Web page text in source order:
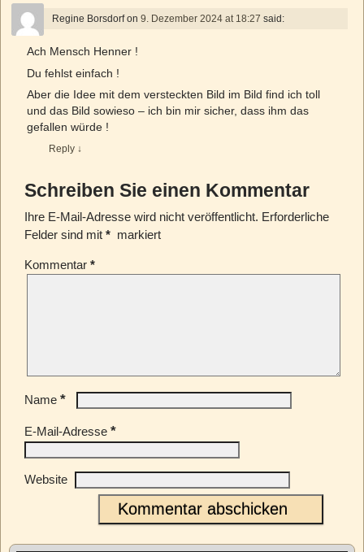
Regine Borsdorfon 9. Dezember 2024 at 18:27 said:
Ach Mensch Henner !
Du fehlst einfach !
Aber die Idee mit dem versteckten Bild im Bild find ich toll
und das Bild sowieso – ich bin mir sicher, dass ihm das
gefallen würde !
Reply ↓
Schreiben Sie einen Kommentar
Ihre E-Mail-Adresse wird nicht veröffentlicht. Erforderliche
Felder sind mit * markiert
Kommentar *
Name *
E-Mail-Adresse *
Website